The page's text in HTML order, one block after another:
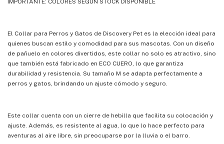
IMPORTANTE: COLORES SEGUN STOCK DISPONIBLE
El Collar para Perros y Gatos de Discovery Pet es la elección ideal para
quienes buscan estilo y comodidad para sus mascotas. Con un diseño
de pañuelo en colores divertidos, este collar no solo es atractivo, sino
que también está fabricado en ECO CUERO, lo que garantiza
durabilidad y resistencia. Su tamaño M se adapta perfectamente a
perros y gatos, brindando un ajuste cómodo y seguro.
Este collar cuenta con un cierre de hebilla que facilita su colocación y
ajuste. Además, es resistente al agua, lo que lo hace perfecto para
aventuras al aire libre, sin preocuparse por la lluvia o el barro.